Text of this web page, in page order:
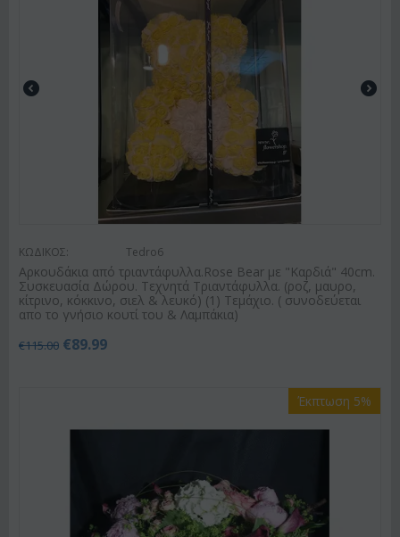
ΚΩΔΙΚΟΣ: Tedro6
Αρκουδάκια από τριαντάφυλλα.Rose Bear με "Καρδιά" 40cm.
Συσκευασία Δώρου. Τεχνητά Τριαντάφυλλα. (ροζ, μαυρο,
κίτρινο, κόκκινο, σιελ & λευκό) (1) Τεμάχιο. ( συνοδεύεται
απο το γνήσιο κουτί του & Λαμπάκια)
€115.00 €89.99
Έκπτωση 5%